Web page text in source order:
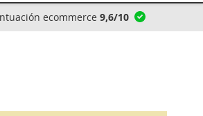
ecommerce 9,6/10